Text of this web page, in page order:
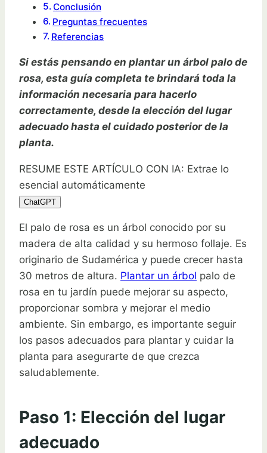
Conclusión
Preguntas frecuentes
Referencias
Si estás pensando en plantar un árbol palo de
rosa, esta guía completa te brindará toda la
información necesaria para hacerlo
correctamente, desde la elección del lugar
adecuado hasta el cuidado posterior de la
planta.
RESUME ESTE ARTÍCULO CON IA: Extrae lo
esencial automáticamente
ChatGPT
El palo de rosa es un árbol conocido por su
madera de alta calidad y su hermoso follaje. Es
originario de Sudamérica y puede crecer hasta
30 metros de altura. Plantar un árbol palo de
rosa en tu jardín puede mejorar su aspecto,
proporcionar sombra y mejorar el medio
ambiente. Sin embargo, es importante seguir
los pasos adecuados para plantar y cuidar la
planta para asegurarte de que crezca
saludablemente.
Paso 1: Elección del lugar
adecuado